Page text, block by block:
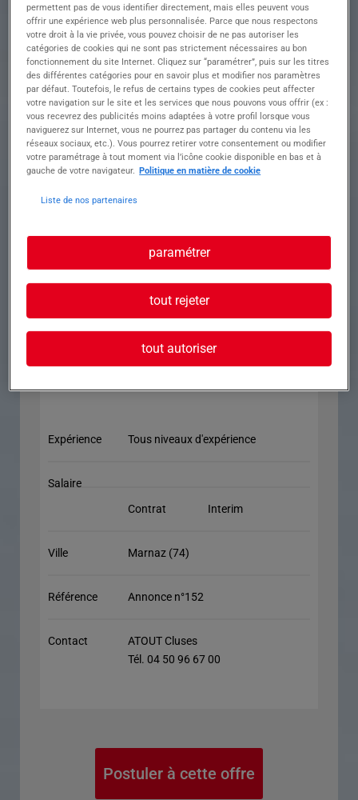
Conditions • Prime variable sur objectifs
• Tickets restaurant
• Horaires : 5h30 – 13h, avec 30 minutes de
pause
(horaires susceptibles d'évoluer selon l'activité)
Profil recherché
de conduite à jour
• Sérieux, ponctualité et autonomie
Expérience Tous niveaux d'expérience
Salaire
Contrat
Interim
Ville Marnaz (74)
Référence Annonce n°152
Contact
ATOUT Cluses
Tél. 04 50 96 67 00
Postuler à cette offre
permettent pas de vous identifier directement, mais elles peuvent vous
offrir une expérience web plus personnalisée. Parce que nous respectons
votre droit à la vie privée, vous pouvez choisir de ne pas autoriser les
catégories de cookies qui ne sont pas strictement nécessaires au bon
fonctionnement du site Internet. Cliquez sur “paramétrer”, puis sur les titres
des différentes catégories pour en savoir plus et modifier nos paramètres
par défaut. Toutefois, le refus de certains types de cookies peut affecter
votre navigation sur le site et les services que nous pouvons vous offrir (ex :
vous recevrez des publicités moins adaptées à votre profil lorsque vous
naviguerez sur Internet, vous ne pourrez pas partager du contenu via les
réseaux sociaux, etc.). Vous pourrez retirer votre consentement ou modifier
votre paramétrage à tout moment via l’icône cookie disponible en bas et à
gauche de votre navigateur. Politique en matière de cookie
Liste de nos partenaires
paramétrer
tout rejeter
tout autoriser